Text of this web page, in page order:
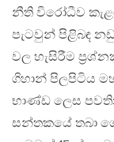
නීති විරෝධීව
පැටවුන් පිළිබඳ
වල හැසිරීම
ගිහාන් පිලපිටිය
භාණ්ඩ ලෙස
සන්තකයේ තබා